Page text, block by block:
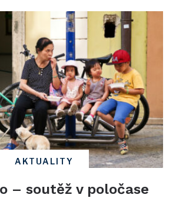
AKTUALITY
– soutěž v poločase